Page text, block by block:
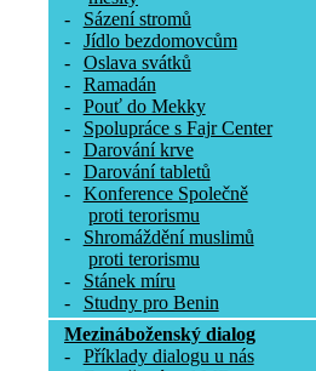
-
Sázení stromů
-
Jídlo bezdomovcům
-
Oslava svátků
-
Ramadán
-
Pouť do Mekky
-
Spolupráce s Fajr Center
-
Darování krve
-
Darování tabletů
-
Konference Společně
proti terorismu
-
Shromáždění muslimů
proti terorismu
-
Stánek míru
-
Studny pro Benin
Mezináboženský dialog
-
Příklady dialogu u nás